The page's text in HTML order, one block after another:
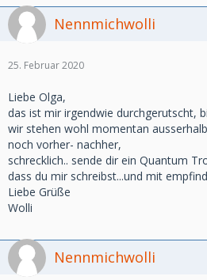
Nennmichwolli
25. Februar 2020
Liebe Olga,
das ist mir irgendwie durchgerutscht,
wir stehen wohl momentan
noch vorher- nachher,
schrecklich.. sende dir ein Quantum
dass du mir schreibst...und mit
Liebe Grüße
Wolli
Nennmichwolli